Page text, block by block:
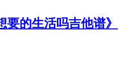
的生活吗吉他谱》